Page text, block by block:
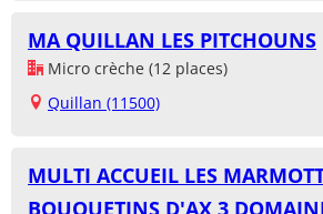
MA QUILLAN LES PITCHOUNS
Micro crèche (12 places)
Quillan (11500)
MULTI ACCUEIL LES